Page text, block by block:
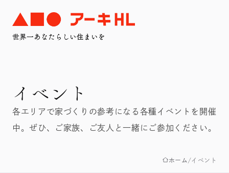
イベント
各エリアで家づくりの参考になる各種イベントを開催
中。ぜひ、ご家族、ご友人と一緒にご参加ください。
ホーム イベント